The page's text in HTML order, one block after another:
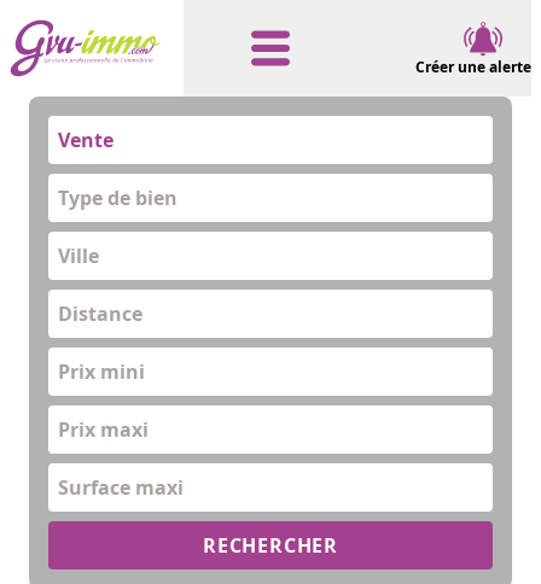
Créer une alerte
Vente
Type de bien
Distance
Prix mini
Prix maxi
Surface maxi
RECHERCHER